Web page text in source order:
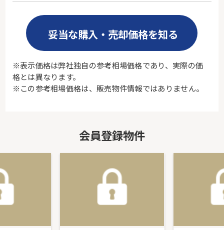
妥当な購入・売却価格を知る
※表示価格は弊社独自の参考相場価格であり、実際の価
格とは異なります。
※この参考相場価格は、販売物件情報ではありません。
会員登録物件